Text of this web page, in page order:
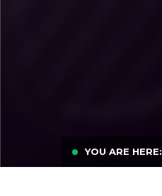
YOU ARE HERE: